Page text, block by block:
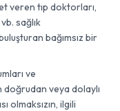
veren tıp doktorları,
sağlık
bağımsız bir
ve
veya dolaylı
olmaksızın, ilgili